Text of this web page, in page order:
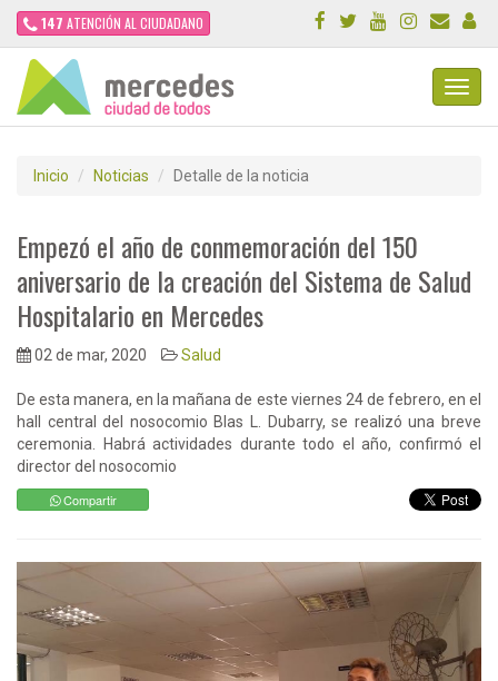
147 ATENCIÓN AL CIUDADANO
Inicio Noticias Detalle de la noticia
Empezó el año de conmemoración del 150
aniversario de la creación del Sistema de Salud
Hospitalario en Mercedes
02 de mar, 2020 Salud
De esta manera, en la mañana de este viernes 24 de febrero, en el
hall central del nosocomio Blas L. Dubarry, se realizó una breve
ceremonia. Habrá actividades durante todo el año, confirmó el
director del nosocomio
Compartir